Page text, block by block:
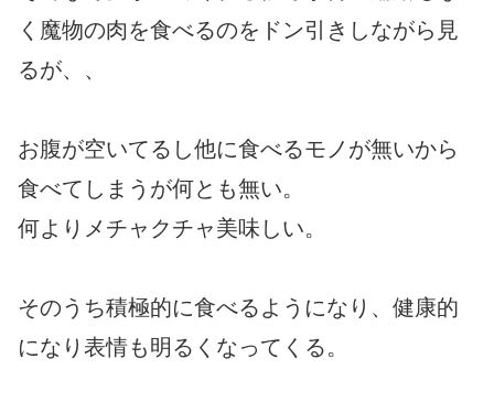
く魔物の肉を食べるのをドン引きしながら見
るが、、
お腹が空いてるし他に食べるモノが無いから
食べてしまうが何とも無い。
何よりメチャクチャ美味しい。
そのうち積極的に食べるようになり、健康的
になり表情も明るくなってくる。